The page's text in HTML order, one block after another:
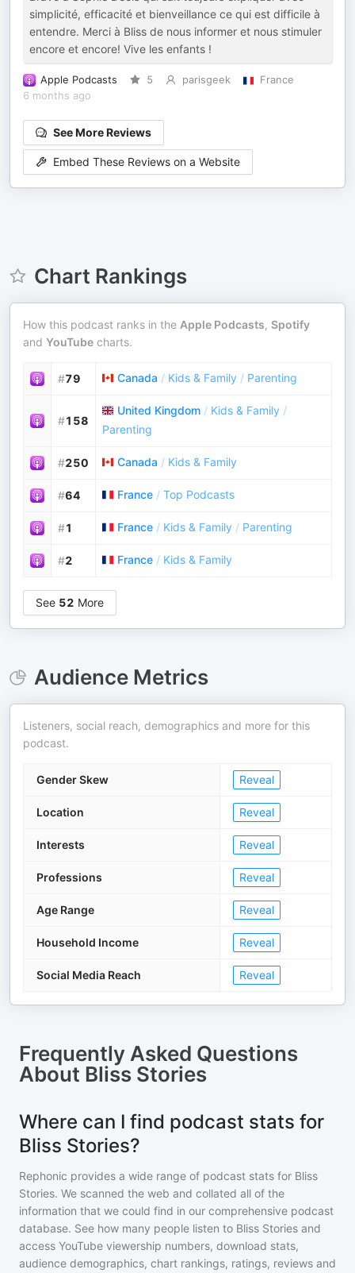
simplicité, efficacité et bienveillance ce qui est difficile à
entendre. Merci à Bliss de nous informer et nous stimuler
encore et encore! Vive les enfants !
Apple Podcasts 5 parisgeek
France
6 months ago
See More Reviews
Embed These Reviews on a Website
Chart Rankings
How this podcast ranks in the Apple Podcasts, Spotify
and YouTube charts.
#79 Canada / Kids & Family / Parenting
#158
United Kingdom / Kids & Family /
Parenting
#250 Canada / Kids & Family
#64 France / Top Podcasts
#1 France / Kids & Family / Parenting
#2 France / Kids & Family
See 52 More
Audience Metrics
Listeners, social reach, demographics and more for this
podcast.
Gender Skew Reveal
Location Reveal
Interests Reveal
Professions Reveal
Age Range Reveal
Household Income Reveal
Social Media Reach Reveal
Frequently Asked Questions
About Bliss Stories
Where can I find podcast stats for
Bliss Stories?
Rephonic provides a wide range of podcast stats for Bliss
Stories. We scanned the web and collated all of the
information that we could find in our comprehensive podcast
database. See how many people listen to Bliss Stories and
access YouTube viewership numbers, download stats,
audience demographics, chart rankings, ratings, reviews and